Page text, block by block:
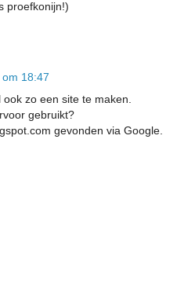
proefkonijn!)
18:47
zo een site te maken.
gebruikt?
gevonden via Google.